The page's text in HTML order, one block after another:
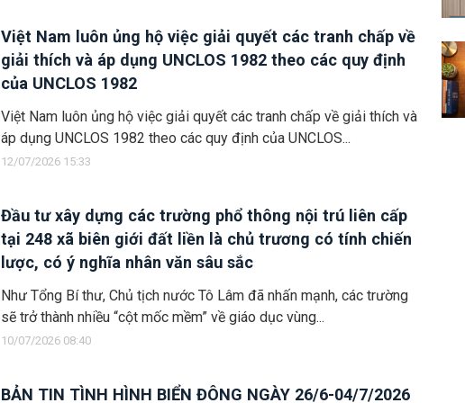
Việt Nam luôn ủng hộ việc giải quyết các tranh chấp về
giải thích và áp dụng UNCLOS 1982 theo các quy định
của UNCLOS 1982
Việt Nam luôn ủng hộ việc giải quyết các tranh chấp về giải thích và
áp dụng UNCLOS 1982 theo các quy định của UNCLOS...
12/07/2026 15:33
Đầu tư xây dựng các trường phổ thông nội trú liên cấp
tại 248 xã biên giới đất liền là chủ trương có tính chiến
lược, có ý nghĩa nhân văn sâu sắc
Như Tổng Bí thư, Chủ tịch nước Tô Lâm đã nhấn mạnh, các trường
sẽ trở thành nhiều “cột mốc mềm” về giáo dục vùng...
10/07/2026 08:40
BẢN TIN TÌNH HÌNH BIỂN ĐÔNG NGÀY 26/6-04/7/2026